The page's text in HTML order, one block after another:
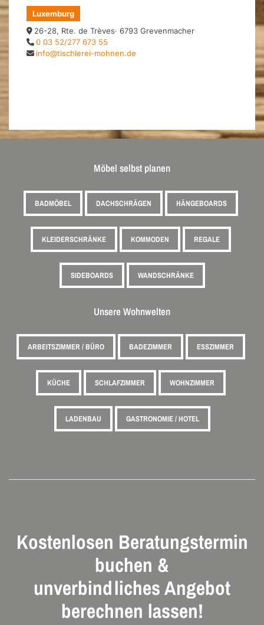
Luxemburg
26-28, Rte. de Trèves· 6793 Grevenmacher
0 03 52/277 673 55
info@tischlerei-mohnen.de
Möbel selbst planen
BADMÖBEL DACHSCHRÄGEN HÄNGEBOARDS
KLEIDERSCHRÄNKE KOMMODEN REGALE
SIDEBOARDS WANDSCHRÄNKE
Unsere Wohnwelten
ARBEITSZIMMER / BÜRO BADEZIMMER ESSZIMMER
KÜCHE SCHLAFZIMMER WOHNZIMMER
LADENBAU GASTRONOMIE / HOTEL
Kostenlosen Beratungstermin
buchen &
unverbindliches Angebot
berechnen lassen!